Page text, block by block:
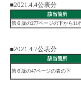
■2021.4.4公表分
該当箇所
第６版の277ページの下から11
■2021.4.7公表分
該当箇所
第６版の47ページの表の下